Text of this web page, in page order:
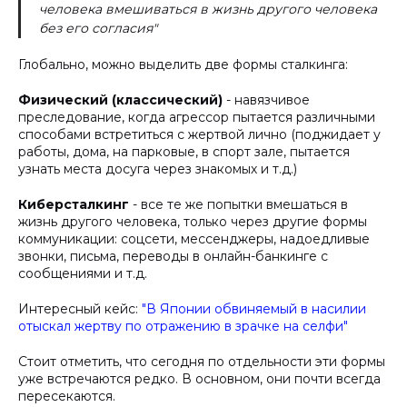
человека вмешиваться в жизнь другого человека
без его согласия"
Глобально, можно выделить две формы сталкинга:
Физический (классический) - навязчивое
преследование, когда агрессор пытается различными
способами встретиться с жертвой лично (поджидает у
работы, дома, на парковые, в спорт зале, пытается
узнать места досуга через знакомых и т.д.)
Киберсталкинг - все те же попытки вмешаться в
жизнь другого человека, только через другие формы
коммуникации: соцсети, мессенджеры, надоедливые
звонки, письма, переводы в онлайн-банкинге с
сообщениями и т.д.
Интересный кейс: "В Японии обвиняемый в насилии
отыскал жертву по отражению в зрачке на селфи"
Стоит отметить, что сегодня по отдельности эти формы
уже встречаются редко. В основном, они почти всегда
пересекаются.